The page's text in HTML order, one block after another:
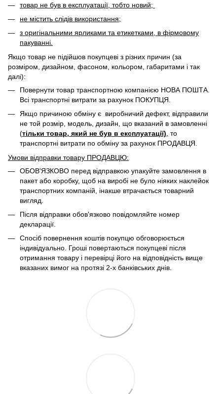
товар не був в експлуатації, тобто новий;
не містить слідів використання;
з оригінальними ярликами та етикетками, в фірмовому
пакуванні.
Якщо товар не підійшов покупцеві з різних причин (за
розміром, дизайном, фасоном, кольором, габаритами і так
далі):
Повернути товар транспортною компанією НОВА ПОШТА.
Всі транспортні витрати за рахунок ПОКУПЦЯ.
Якщо причиною обміну є виробничий дефект, відправили
не той розмір, модель, дизайн, що вказаний в замовленні
(тільки товар, який не був в експлуатації) , то
транспортні витрати по обміну за рахунок ПРОДАВЦЯ. ​
Умови відправки товару ПРОДАВЦЮ:
ОБОВ'ЯЗКОВО перед відправкою упакуйте замовлення в
пакет або коробку, щоб на виробі не було ніяких наклейок
транспортних компаній, інакше втрачається товарний
вигляд.
Після відправки обов'язково повідомляйте номер
декларації.
Спосіб повернення коштів покупцю обговорюється
індивідуально. Гроші повертаються покупцеві після
отримання товару і перевірці його на відповідність вище
вказаних вимог на протязі 2-х банківських днів.